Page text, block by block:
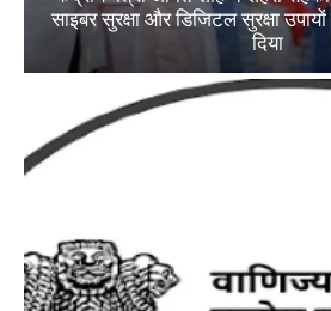
साइबर सुरक्षा और डिजिटल सुरक्षा
दिया